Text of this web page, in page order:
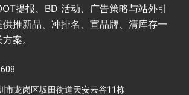
提报、BD 活动、广告策略与站外引
推新品、冲排名、宣品牌、清库存一
案。
市龙岗区坂田街道天安云谷11栋